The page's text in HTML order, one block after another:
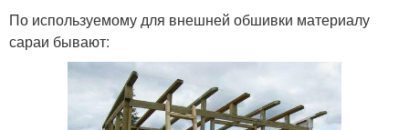
По используемому для внешней обшивки материалу
сараи бывают: